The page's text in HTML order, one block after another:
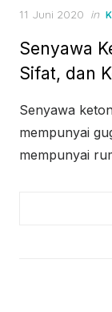
Posted
11 Juni 2020 in
Senyawa
Sifat, dan
Senyawa
mempunyai
mempunyai